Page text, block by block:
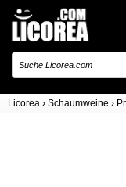
Licorea › Schaumweine ›